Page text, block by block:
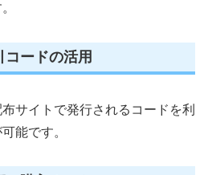
ードの活用
サイトで発行されるコードを利
能です。